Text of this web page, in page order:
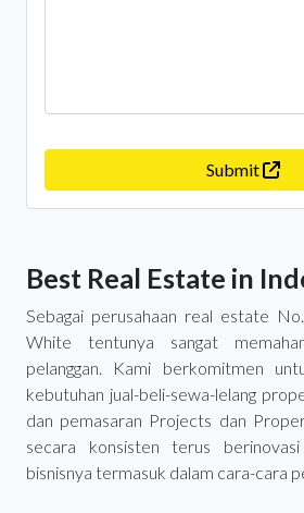
Submit
Best Real Estate in
Sebagai perusahaan real estate
White tentunya sangat
pelanggan. Kami berkomitmen
kebutuhan jual-beli-sewa-lelang
dan pemasaran Projects dan
secara konsisten terus berinovasi
bisnisnya termasuk dalam cara-cara